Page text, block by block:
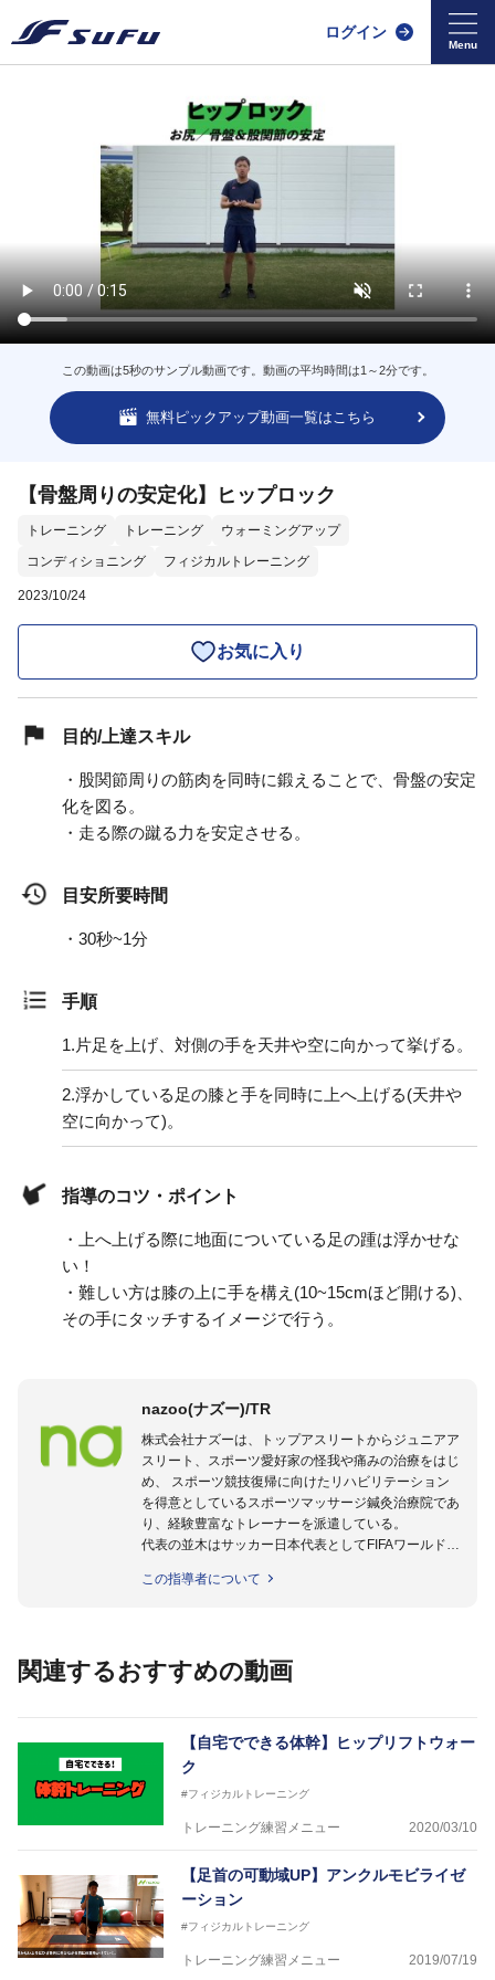
ログイン
この動画は5秒のサンプル動画です。動画の平均時間は1～2分です。
無料ピックアップ動画一覧はこちら
【骨盤周りの安定化】ヒップロック
トレーニング トレーニング
ウォーミングアップ
コンディショニング
フィジカルトレーニング
2023/10/24
お気に入り
目的/上達スキル
・股関節周りの筋肉を同時に鍛えることで、骨盤の安定
化を図る。
・走る際の蹴る力を安定させる。
目安所要時間
・30秒~1分
手順
1. 片足を上げ、対側の手を天井や空に向かって挙げる。
2.浮かしている足の膝と手を同時に上へ上げる(天井や
空に向かって)。
指導のコツ・ポイント
・上へ上げる際に地面についている足の踵は浮かせな
い！
・難しい方は膝の上に手を構え(10~15cmほど開ける)、
その手にタッチするイメージで行う。
nazoo(ナズー)/TR
株式会社ナズーは、トップアスリートからジュニアア
スリート、スポーツ愛好家の怪我や痛みの治療をはじ
め、 スポーツ競技復帰に向けたリハビリテーション
を得意としているスポーツマッサージ鍼灸治療院であ
り、経験豊富なトレーナーを派遣している。
代表の並木はサッカー日本代表としてFIFAワールドカ
のほかU-23日本代表のアスレティックトレーナーと
世代のサッカーを中心に、WJBL、社会人ラグビー、
を派遣している。
さらには講演会やセミナー、専門学校などの教育機関
に講師を派遣するなど後進育成にも力を入れている。
「一人一人の健康な人生をサポートする」を企業理念
として掲げ、世の中の人々の『健康』をあらゆる方向
からサポートし、一人一人の「楽しく、豊かに、生き
ている。
この指導者について
関連するおすすめの動画
【自宅でできる体幹】ヒップリフトウォー
ク
#フィジカルトレーニング
トレーニング練習メニュー 2020/03/10
【足首の可動域UP】アンクルモビライゼ
ーション
#フィジカルトレーニング
トレーニング練習メニュー 2019/07/19